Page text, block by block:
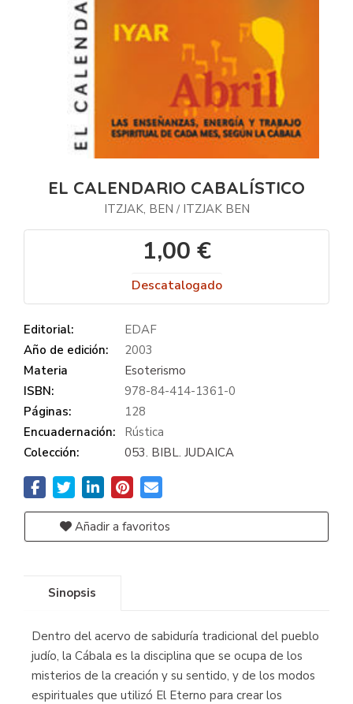
EL CALENDARIO CABALÍSTICO
ITZJAK, BEN / ITZJAK BEN
1,00 €
Descatalogado
Editorial:
EDAF
Año de edición:
2003
Materia
Esoterismo
ISBN:
978-84-414-1361-0
Páginas:
128
Encuadernación:
Rústica
Colección:
053. BIBL. JUDAICA
Añadir a favoritos
Sinopsis
Dentro del acervo de sabiduría tradicional del pueblo
judío, la Cábala es la disciplina que se ocupa de los
misterios de la creación y su sentido, y de los modos
espirituales que utilizó El Eterno para crear los